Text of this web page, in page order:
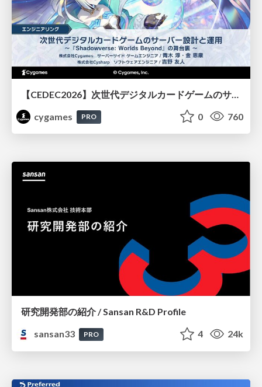
cygames
PRO 0 760
研究開発部の紹介 / Sansan R&D Profile
sansan33
PRO 4 24k